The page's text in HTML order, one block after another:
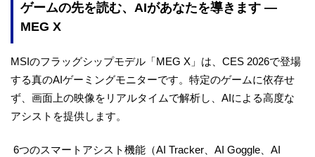
ゲームの先を読む、AIがあなたを導きます —
MEG X
MSIのフラッグシップモデル「MEG X」は、CES 2026で登場
する真のAIゲーミングモニターです。特定のゲームに依存せ
ず、画面上の映像をリアルタイムで解析し、AIによる高度な
アシストを提供します。
6つのスマートアシスト機能（AI Tracker、AI Goggle、AI